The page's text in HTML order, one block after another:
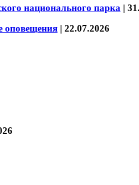
национального парка |
оповещения | 22.07.2026